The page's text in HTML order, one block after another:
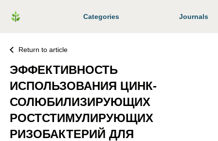
Categories Journals
Return to article
ЭФФЕКТИВНОСТЬ
ИСПОЛЬЗОВАНИЯ ЦИНК-
СОЛЮБИЛИЗИРУЮЩИХ
PОСТСТИМУЛИРУЮЩИХ
РИЗОБАКТЕРИЙ ДЛЯ